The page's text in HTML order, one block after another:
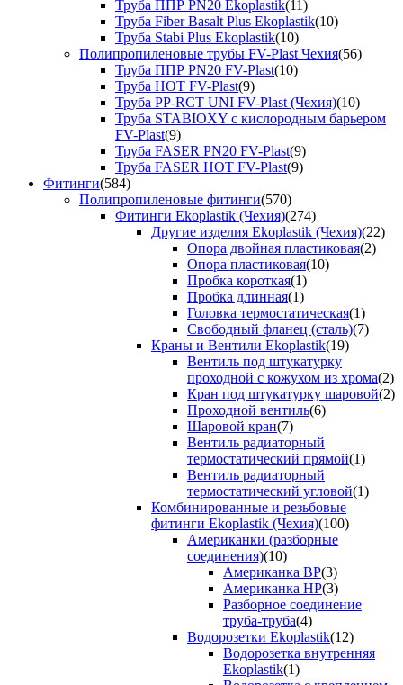
Труба ППР PN20 Ekoplastik(11)
Труба Fiber Basalt Plus Ekoplastik(10)
Труба Stabi Plus Ekoplastik(10)
Полипропиленовые трубы FV-Plast Чехия(56)
Труба ППР PN20 FV-Plast(10)
Труба HOT FV-Plast(9)
Труба PP-RCT UNI FV-Plast (Чехия)(10)
Труба STABIOXY с кислородным барьером
FV-Plast(9)
Труба FASER PN20 FV-Plast(9)
Труба FASER HOT FV-Plast(9)
Фитинги(584)
Полипропиленовые фитинги(570)
Фитинги Ekoplastik (Чехия)(274)
Другие изделия Ekoplastik (Чехия)(22)
Опора двойная пластиковая(2)
Опора пластиковая(10)
Пробка короткая(1)
Пробка длинная(1)
Головка термостатическая(1)
Свободный фланец (сталь)(7)
Краны и Вентили Ekoplastik(19)
Вентиль под штукатурку
проходной с кожухом из хрома(2)
Кран под штукатурку шаровой(2)
Проходной вентиль(6)
Шаровой кран(7)
Вентиль радиаторный
термостатический прямой(1)
Вентиль радиаторный
термостатический угловой(1)
Комбинированные и резьбовые
фитинги Ekoplastik (Чехия)(100)
Американки (разборные
соединения)(10)
Американка ВР(3)
Американка НР(3)
Разборное соединение
труба-труба(4)
Водорозетки Ekoplastik(12)
Водорозетка внутренняя
Ekoplastik(1)